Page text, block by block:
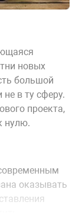
новых
большой
в ту сферу.
проекта,
нулю.
оказывать